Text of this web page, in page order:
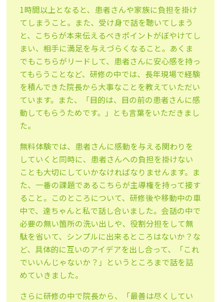
1時間以上となると、患者さんや家族に負担を掛け
てしまうこと。また、受け身で話を聴いてしまう
と、こちらが本来伝えるべきポイントがぼやけてし
まい、相手に満足を与えづらくなること。あくま
でもこちらがリードして、患者さんに安心感を持っ
てもらうことなど、研修の中では、長年現場で経験
を積んできた院長から大事なことを教えていただい
ています。また、「目的は、目の前の患者さんに感
動してもらうためです。」とも言葉をいただきまし
た。
無料体験では、患者さんに感動を与える関わりを
していくと同時に、患者さんへの負担を掛けない
ことも大切にしていかなければなりませんます。ま
た、一番の課題であるこちらが主導権を持って接す
ること。このところについて、研修後や移動中の車
中で、達ちゃんと私で話し合いました。会話の中で
必要の無い箇所の洗い出しや、役割分担をして無
駄を省いて、シンプルに出来るところはないか？な
ど、具体的に互いのアイデアを出し合って、「これ
でいいんじゃないか？」というところまで話を詰
めていきました。
さらに研修の中で院長から、「最善は尽くしてい